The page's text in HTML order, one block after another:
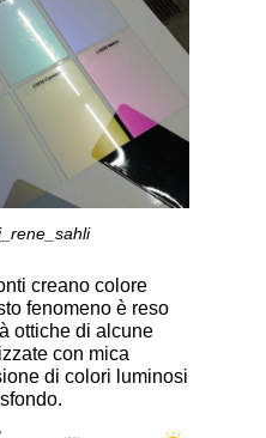
creano colore
fenomeno è reso
ottiche di alcune
con mica
di colori luminosi